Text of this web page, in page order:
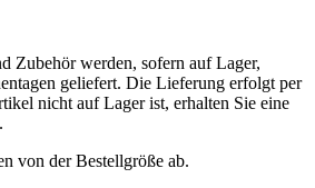
Zubehör werden, sofern auf Lager,
geliefert. Die Lieferung erfolgt per
nicht auf Lager ist, erhalten Sie eine
von der Bestellgröße ab.